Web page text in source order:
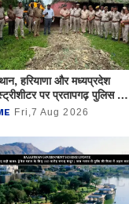
हरियाणा और मध्यप्रदेश
पर प्रतापगढ़ पुलिस की
अवैध फार्म हाउस पर चला
Fri,7 Aug 2026